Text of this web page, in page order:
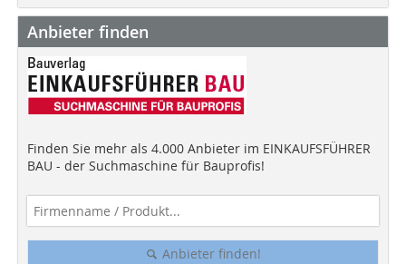
Anbieter finden
Finden Sie mehr als 4.000 Anbieter im EINKAUFSFÜHRER
BAU - der Suchmaschine für Bauprofis!
Anbieter finden!